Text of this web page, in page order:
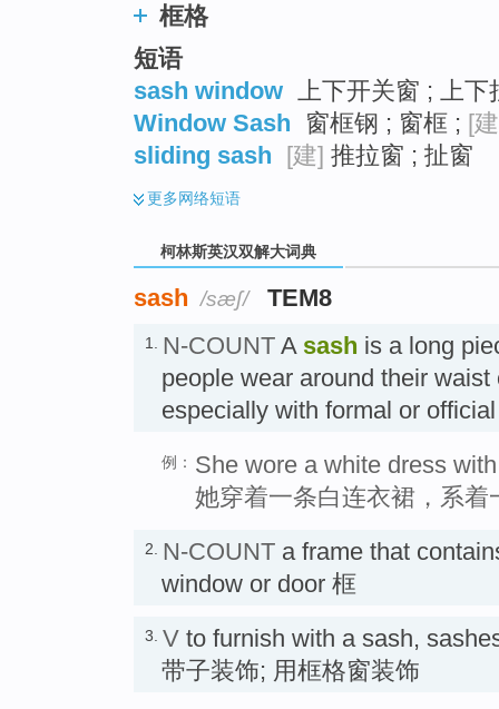
框格
短语
sash window 上下开关窗 ; 上下
Window Sash
窗框钢 ; 窗框 ; [
sliding sash
[建] 推拉窗 ; 扯窗
更多网络短语
柯林斯英汉双解大词典
sash /sæʃ/ TEM8
1. N-COUNT A sash is a long
people wear around their
especially with formal or
例： She wore a white dress
她穿着一条白连衣裙，系着
2. N-COUNT a frame that
window or door 框
3. V to furnish with a sash,
带子装饰; 用框格窗装饰